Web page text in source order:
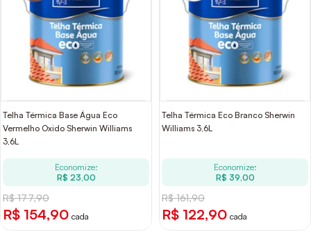
Telha Térmica Base Água Eco
Vermelho Oxido Sherwin Williams
3,6L
Economize:
R$ 23,00
R$ 177,90
R$ 154,90 cada
Telha Térmica Eco Branco Sherwin
Williams 3,6L
Economize:
R$ 39,00
R$ 161,90
R$ 122,90 cada